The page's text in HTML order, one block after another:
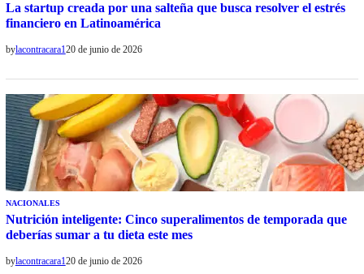
La startup creada por una salteña que busca resolver el estrés
financiero en Latinoamérica
bylacontracara120 de junio de 2026
NACIONALES
Nutrición inteligente: Cinco superalimentos de temporada que
deberías sumar a tu dieta este mes
bylacontracara120 de junio de 2026